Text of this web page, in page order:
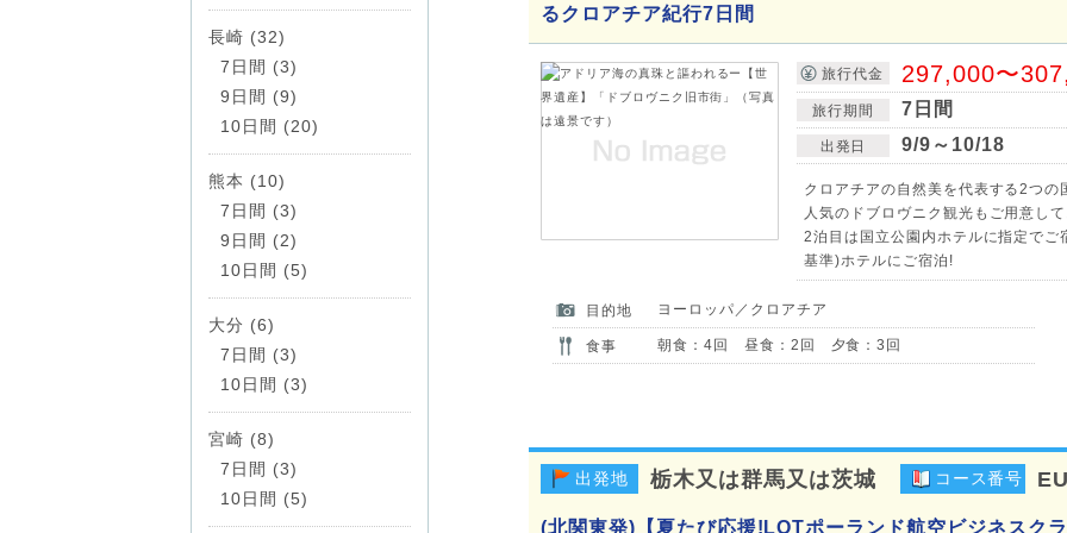
るクロアチア紀行7日間
旅行代金 297,000〜
旅行期間 7日間
出発日 9/9～10/18
クロアチアの自然美を代表する2つの
人気のドブロヴニク観光もご用意し
2泊目は国立公園内ホテルに指定で
基準)ホテルにご宿泊!
目的地 ヨーロッパ／クロアチア
食事 朝食：4回 昼食：2回 夕食：3回
出発地 栃木又は群馬又は茨城 コース番号
(北関東発)【夏たび応援!LOTポーランド航空ビジネスク
長崎 (32)
7日間 (3)
9日間 (9)
10日間 (20)
熊本 (10)
7日間 (3)
9日間 (2)
10日間 (5)
大分 (6)
7日間 (3)
10日間 (3)
宮崎 (8)
7日間 (3)
10日間 (5)